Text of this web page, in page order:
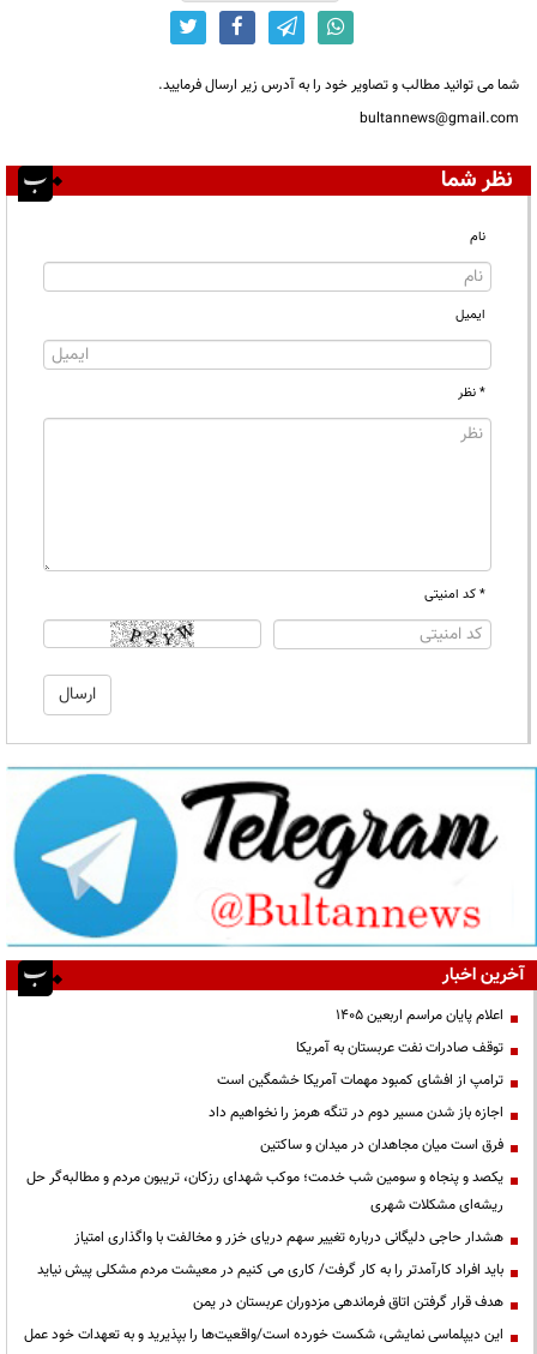
شما می توانید مطالب و تصاویر خود را به آدرس زیر ارسال فرمایید.
bultannews@gmail.com
نظر شما
نام
ایمیل
* نظر
* کد امنیتی
آخرین اخبار
اعلام پایان مراسم اربعین ۱۴۰۵
توقف صادرات نفت عربستان به آمریکا
ترامپ از افشای کمبود مهمات آمریکا خشمگین است
اجازه باز شدن مسیر دوم در تنگه هرمز را نخواهیم داد
فرق است میان مجاهدان در میدان و ساکتین
یکصد و پنجاه و سومین شب خدمت؛ موکب شهدای رزکان، تریبون مردم و مطالبه‌گر حل
ریشه‌ای مشکلات شهری
هشدار حاجی دلیگانی درباره تغییر سهم دریای خزر و مخالفت با واگذاری امتیاز
باید افراد کارآمدتر را به کار گرفت/ کاری می کنیم در معیشت مردم مشکلی پیش نیاید
هدف قرار گرفتن اتاق‌ فرماندهی مزدوران عربستان در یمن
این دیپلماسی نمایشی، شکست خورده است/واقعیت‌ها را بپذیرید و به تعهدات خود عمل